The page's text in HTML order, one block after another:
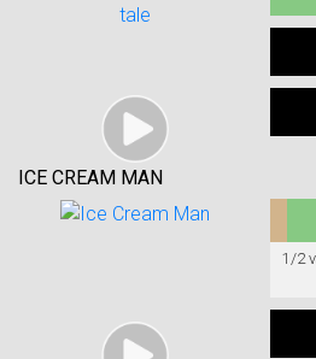
ICE CREAM MAN
1/2